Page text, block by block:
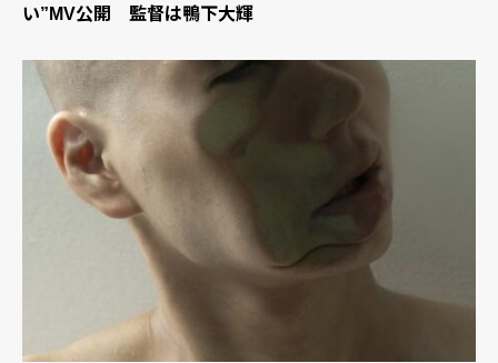
い”MV公開 監督は鴨下大輝